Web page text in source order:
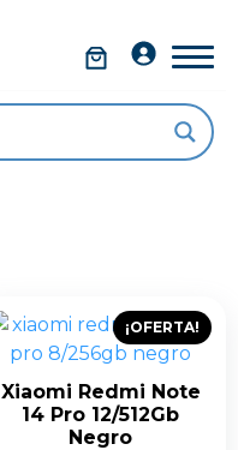
¡OFERTA!
Xiaomi Redmi Note
14 Pro 12/512Gb
Negro